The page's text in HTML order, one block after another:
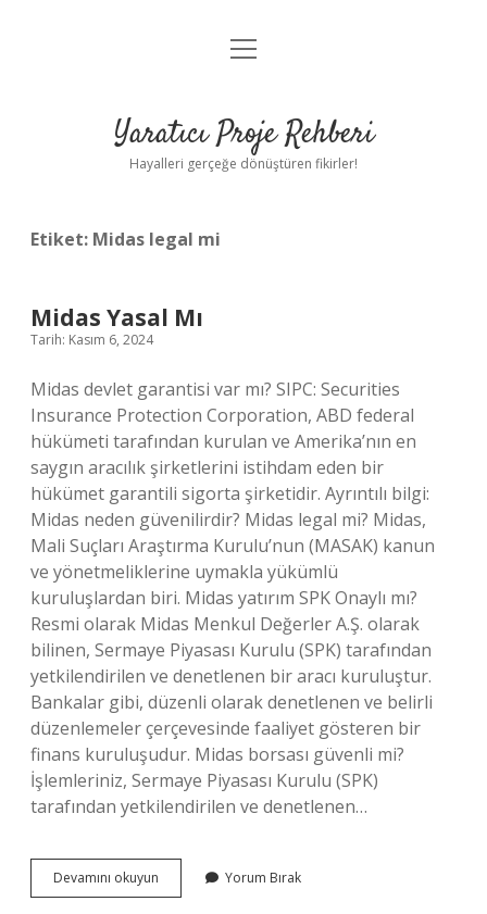
Anasayfa
Yasal Uyarı
menüyü
Yaratıcı Proje Rehberi
Hayalleri gerçeğe dönüştüren fikirler!
Etiket: Midas legal mi
Midas Yasal Mı
Tarih: Kasım 6, 2024
Midas devlet garantisi var mı? SIPC: Securities
Insurance Protection Corporation, ABD federal
hükümeti tarafından kurulan ve Amerika’nın en
saygın aracılık şirketlerini istihdam eden bir
hükümet garantili sigorta şirketidir. Ayrıntılı bilgi:
Midas neden güvenilirdir? Midas legal mi? Midas,
Mali Suçları Araştırma Kurulu’nun (MASAK) kanun
ve yönetmeliklerine uymakla yükümlü
kuruluşlardan biri. Midas yatırım SPK Onaylı mı?
Resmi olarak Midas Menkul Değerler A.Ş. olarak
bilinen, Sermaye Piyasası Kurulu (SPK) tarafından
yetkilendirilen ve denetlenen bir aracı kuruluştur.
Bankalar gibi, düzenli olarak denetlenen ve belirli
düzenlemeler çerçevesinde faaliyet gösteren bir
finans kuruluşudur. Midas borsası güvenli mi?
İşlemleriniz, Sermaye Piyasası Kurulu (SPK)
tarafından yetkilendirilen ve denetlenen…
Devamını okuyun
Yasal
Yorum Bırak